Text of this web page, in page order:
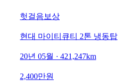
헛걸음보상
현대 마이티큐티 2톤 냉동탑
20년 05월 · 421,247km
2,400만원